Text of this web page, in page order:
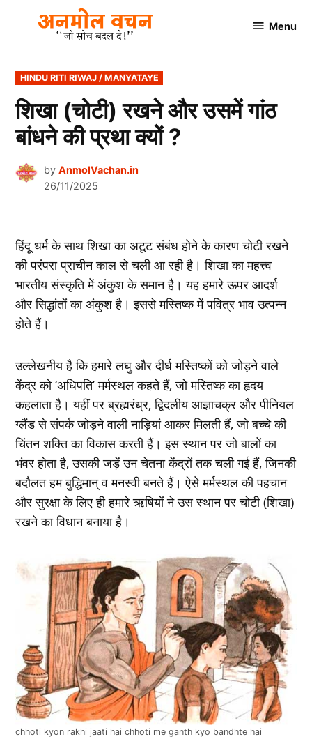
content
AnmolVachan.in
Menu
POSTED
IN
HINDU RITI RIWAJ / MANYATAYE
शिखा (चोटी) रखने और उसमें गांठ
बांधने की प्रथा क्यों ?
by AnmolVachan.in
26/11/2025
हिंदू धर्म के साथ शिखा का अटूट संबंध होने के कारण चोटी रखने
की परंपरा प्राचीन काल से चली आ रही है। शिखा का महत्त्व
भारतीय संस्कृति में अंकुश के समान है। यह हमारे ऊपर आदर्श
और सिद्धांतों का अंकुश है। इससे मस्तिष्क में पवित्र भाव उत्पन्न
होते हैं।
उल्लेखनीय है कि हमारे लघु और दीर्घ मस्तिष्कों को जोड़ने वाले
केंद्र को ‘अधिपति’ मर्मस्थल कहते हैं, जो मस्तिष्क का हृदय
कहलाता है। यहीं पर ब्रह्मरंध्र, द्विदलीय आज्ञाचक्र और पीनियल
ग्लैंड से संपर्क जोड़ने वाली नाड़ियां आकर मिलती हैं, जो बच्चे की
चिंतन शक्ति का विकास करती हैं। इस स्थान पर जो बालों का
भंवर होता है, उसकी जड़ें उन चेतना केंद्रों तक चली गई हैं, जिनकी
बदौलत हम बुद्धिमान् व मनस्वी बनते हैं। ऐसे मर्मस्थल की पहचान
और सुरक्षा के लिए ही हमारे ऋषियों ने उस स्थान पर चोटी (शिखा)
रखने का विधान बनाया है।
chhoti kyon rakhi jaati hai chhoti me ganth kyo bandhte hai